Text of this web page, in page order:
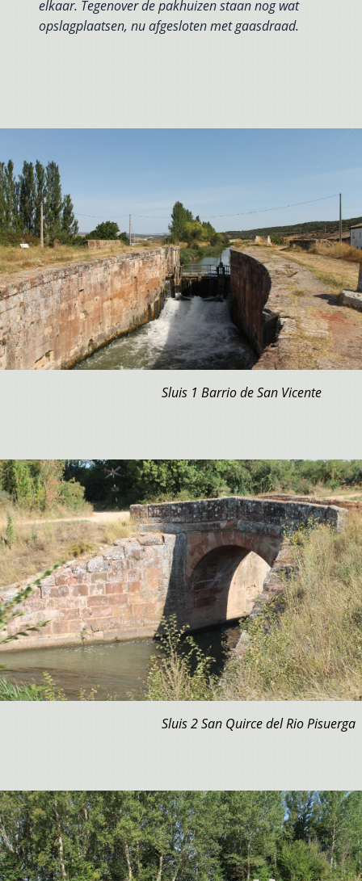
elkaar. Tegenover de pakhuizen staan nog wat
opslagplaatsen, nu afgesloten met gaasdraad.
Sluis 1 Barrio de San Vicente
Sluis 2 San Quirce del Rio Pisuerga